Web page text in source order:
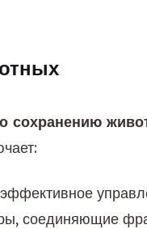
сохранению
соединяющие